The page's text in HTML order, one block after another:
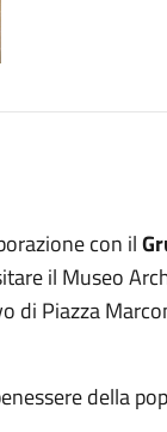
con il
il Museo
Piazza
della